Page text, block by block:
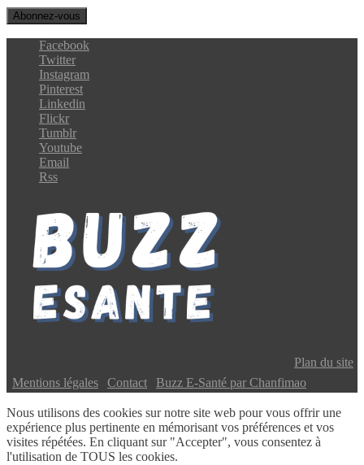
Facebook
Twitter
Instagram
Pinterest
Linkedin
Flickr
Tumblr
Youtube
Email
Rss
Plan du site
Mentions légales Contact Buzz E-Santé par Chanfimao
Nous utilisons des cookies sur notre site web pour vous offrir une
expérience plus pertinente en mémorisant vos préférences et vos
visites répétées. En cliquant sur "Accepter", vous consentez à
l'utilisation de TOUS les cookies.